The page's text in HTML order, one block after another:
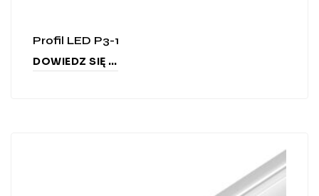
Profil LED P3-1
DOWIEDZ SIĘ WIĘCEJ